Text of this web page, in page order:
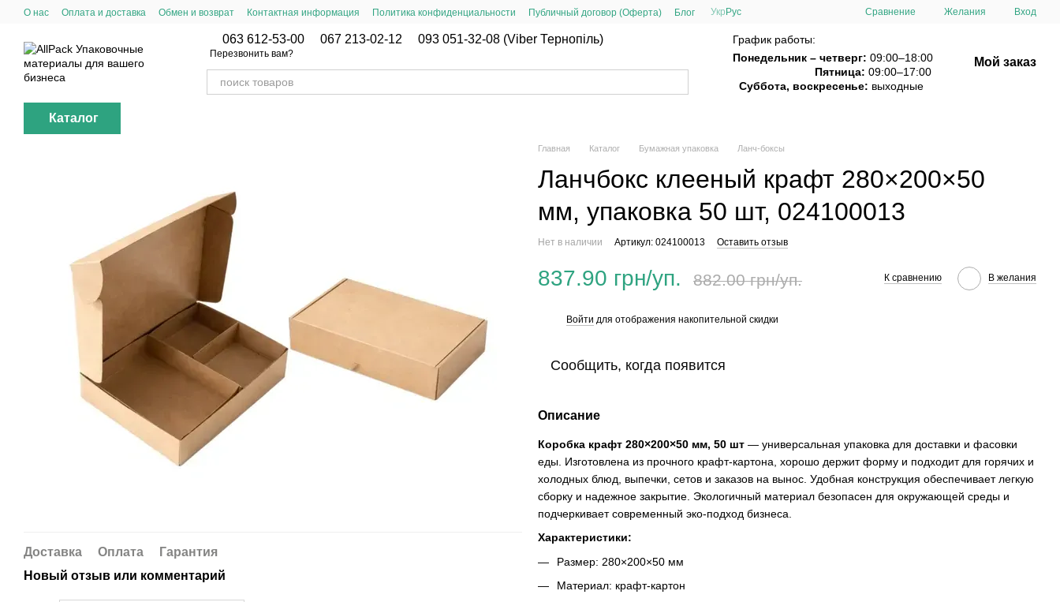
Перейти к основному контенту
О нас Оплата и доставка Обмен и возврат Контактная информация Политика конфиденциальности Публичный договор (Оферта) Блог Укр Рус Сравнение Желания Вход
063 612-53-00 067 213-02-12 093 051-32-08 (Viber Тернопіль)
Перезвонить вам?
График работы:
Понедельник – четверг: 09:00–18:00
Пятница: 09:00–17:00
Суббота, воскресенье: выходные
Мой заказ
Каталог
Доставка Оплата
Гарантия
Новый отзыв или комментарий
Главная Каталог Бумажная упаковка Ланч-боксы
Ланчбокс клееный крафт 280×200×50
мм, упаковка 50 шт, 024100013
Нет в наличии Артикул: 024100013 Оставить отзыв
837.90 грн/уп. 882.00 грн/уп. К сравнению В желания
Войти для отображения накопительной скидки
Сообщить, когда появится
Описание
Коробка крафт 280×200×50 мм, 50 шт — универсальная упаковка для доставки и фасовки
еды. Изготовлена из прочного крафт-картона, хорошо держит форму и подходит для горячих и
холодных блюд, выпечки, сетов и заказов на вынос. Удобная конструкция обеспечивает легкую
сборку и надежное закрытие. Экологичный материал безопасен для окружающей среды и
подчеркивает современный эко-подход бизнеса.
Характеристики:
Размер: 280×200×50 мм
Материал: крафт-картон